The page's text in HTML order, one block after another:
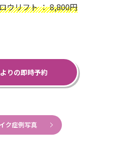
ウリフト ： 8,800円
りの即時予約
ク症例写真